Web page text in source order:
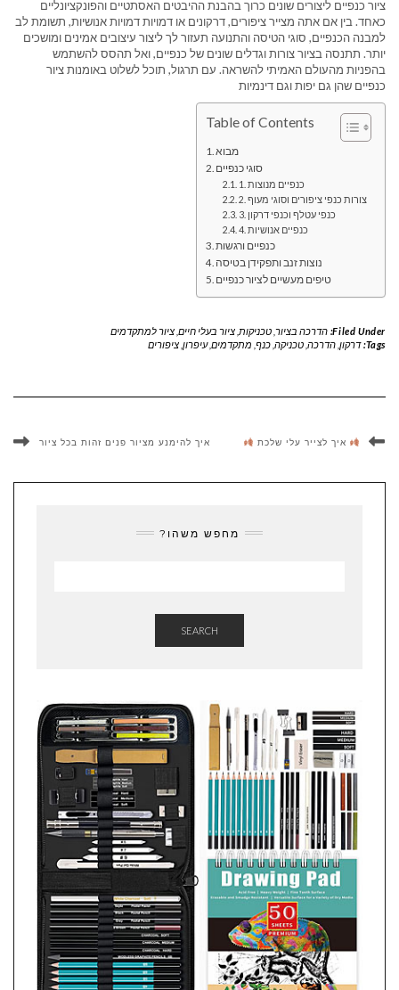
ציור כנפיים ליצורים שונים כרוך בהבנת ההיבטים האסתטיים והפונקציונליים
כאחד. בין אם אתה מצייר ציפורים, דרקונים או דמויות דמויות אנושיות, תשומת לב
למבנה הכנפיים, סוגי הטיסה והתנועה תעזור לך ליצור עיצובים אמינים ומושכים
יותר. תתנסה בציור צורות וגדלים שונים של כנפיים, ואל תהסס להשתמש
בהפניות מהעולם האמיתי להשראה. עם תרגול, תוכל לשלוט באומנות ציור
כנפיים שהן גם יפות וגם דינמיות
Table of Contents
מבוא
סוגי כנפיים
1. כנפיים מנוצות
2. צורות כנפי ציפורים וסוגי מעוף
3. כנפי עטלף וכנפי דרקון
4. כנפיים אנושיות
כנפיים ורגשות
נוצות זנב ותפקידן בטיסה
טיפים מעשיים לציור כנפיים
Filed Under: הדרכה בציור, טכניקות ציור בעלי חיים, ציור למתקדמים
Tags: דרקון, הדרכה, טכניקה, כנף, מתקדמים,עיפרון, ציפורים
איך לצייר עלי שלכת איך להימנע מציור פנים זהות בכל ציור
מחפש משהו?
SEARCH